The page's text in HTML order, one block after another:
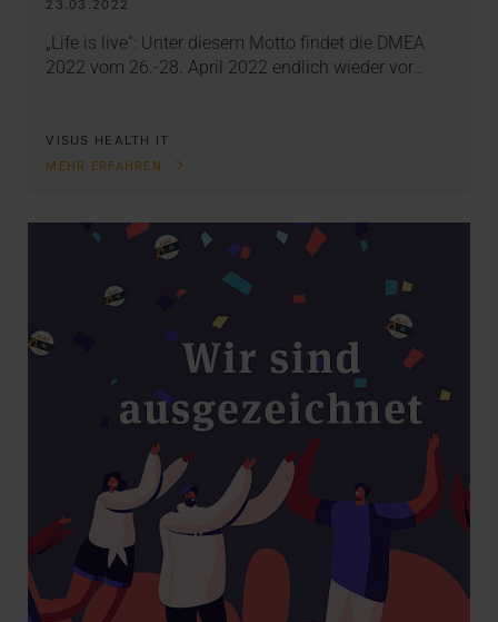
23.03.2022
„Life is live“: Unter diesem Motto findet die DMEA
2022 vom 26.-28. April 2022 endlich wieder vor…
VISUS HEALTH IT
MEHR ERFAHREN